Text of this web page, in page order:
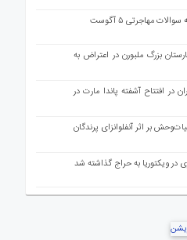
مهاجرتی ۵ آگوست
بزرگ ملبورن در اعتراض به
در افتتاح آشفته پاندا مارت در
بر اثر آنفلوانزای پرندگان
در ویکتوریا به حراج گذاشته شد